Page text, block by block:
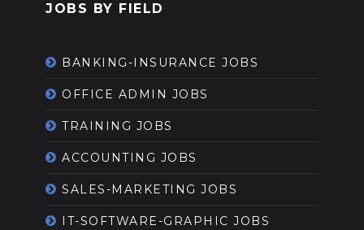
JOBS BY FIELD
BANKING-INSURANCE JOBS
OFFICE ADMIN JOBS
TRAINING JOBS
ACCOUNTING JOBS
SALES-MARKETING JOBS
IT-SOFTWARE-GRAPHIC JOBS